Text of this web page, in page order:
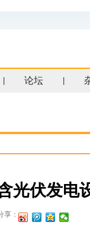
论坛
光伏发电
享：